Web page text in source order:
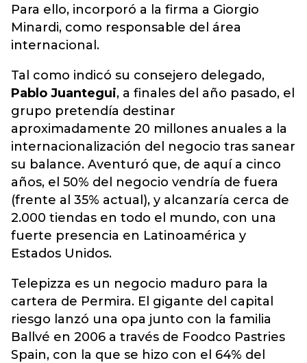
Para ello, incorporó a la firma a Giorgio
Minardi, como responsable del área
internacional.
Tal como indicó su consejero delegado,
Pablo Juantegui, a finales del año pasado, el
grupo pretendía destinar
aproximadamente 20 millones anuales a la
internacionalización del negocio tras sanear
su balance. Aventuró que, de aquí a cinco
años, el 50% del negocio vendría de fuera
(frente al 35% actual), y alcanzaría cerca de
2.000 tiendas en todo el mundo, con una
fuerte presencia en Latinoamérica y
Estados Unidos.
Telepizza es un negocio maduro para la
cartera de Permira. El gigante del capital
riesgo lanzó una opa junto con la familia
Ballvé en 2006 a través de Foodco Pastries
Spain, con la que se hizo con el 64% del